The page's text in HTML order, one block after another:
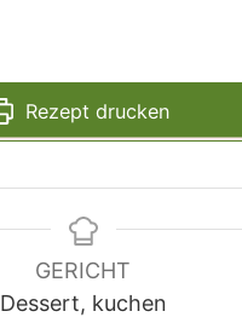
Rezept drucken
GERICHT
Dessert, kuchen